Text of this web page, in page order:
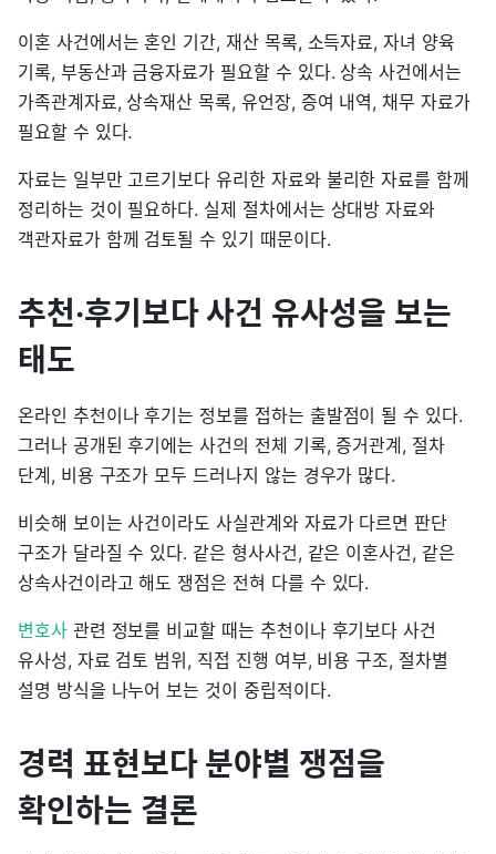
이혼 사건에서는 혼인 기간, 재산 목록, 소득자료, 자녀 양육
기록, 부동산과 금융자료가 필요할 수 있다. 상속 사건에서는
가족관계자료, 상속재산 목록, 유언장, 증여 내역, 채무 자료가
필요할 수 있다.
자료는 일부만 고르기보다 유리한 자료와 불리한 자료를 함께
정리하는 것이 필요하다. 실제 절차에서는 상대방 자료와
객관자료가 함께 검토될 수 있기 때문이다.
추천·후기보다 사건 유사성을 보는
태도
온라인 추천이나 후기는 정보를 접하는 출발점이 될 수 있다.
그러나 공개된 후기에는 사건의 전체 기록, 증거관계, 절차
단계, 비용 구조가 모두 드러나지 않는 경우가 많다.
비슷해 보이는 사건이라도 사실관계와 자료가 다르면 판단
구조가 달라질 수 있다. 같은 형사사건, 같은 이혼사건, 같은
상속사건이라고 해도 쟁점은 전혀 다를 수 있다.
변호사관련 정보를 비교할 때는 추천이나 후기보다 사건
유사성, 자료 검토 범위, 직접 진행 여부, 비용 구조, 절차별
설명 방식을 나누어 보는 것이 중립적이다.
경력 표현보다 분야별 쟁점을
확인하는 결론